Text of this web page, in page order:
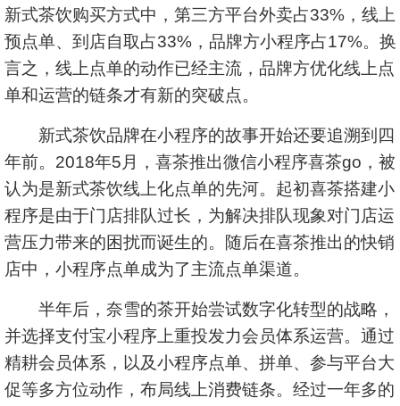
新式茶饮购买方式中，第三方平台外卖占33%，线上
预点单、到店自取占33%，品牌方小程序占17%。换
言之，线上点单的动作已经主流，品牌方优化线上点
单和运营的链条才有新的突破点。
新式茶饮品牌在小程序的故事开始还要追溯到四
年前。2018年5月，喜茶推出微信小程序喜茶go，被
认为是新式茶饮线上化点单的先河。起初喜茶搭建小
程序是由于门店排队过长，为解决排队现象对门店运
营压力带来的困扰而诞生的。随后在喜茶推出的快销
店中，小程序点单成为了主流点单渠道。
半年后，奈雪的茶开始尝试数字化转型的战略，
并选择支付宝小程序上重投发力会员体系运营。通过
精耕会员体系，以及小程序点单、拼单、参与平台大
促等多方位动作，布局线上消费链条。经过一年多的